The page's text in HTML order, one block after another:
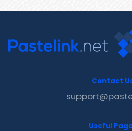
Contact
Useful